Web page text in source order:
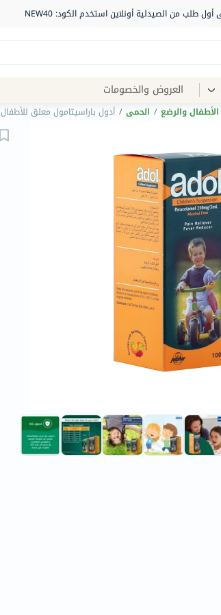
العروض والخصومات
والرضع / الحمى / أدول باراسيتامول معلق للأطفال 250 ملجم/5 مل 100 مل